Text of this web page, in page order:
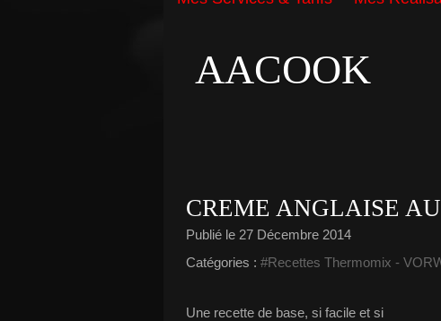
AACOOK
CREME ANGLAISE
Publié le 27 Décembre 2014
Catégories : #Recettes Thermomix -
Une recette de base, si facile et si